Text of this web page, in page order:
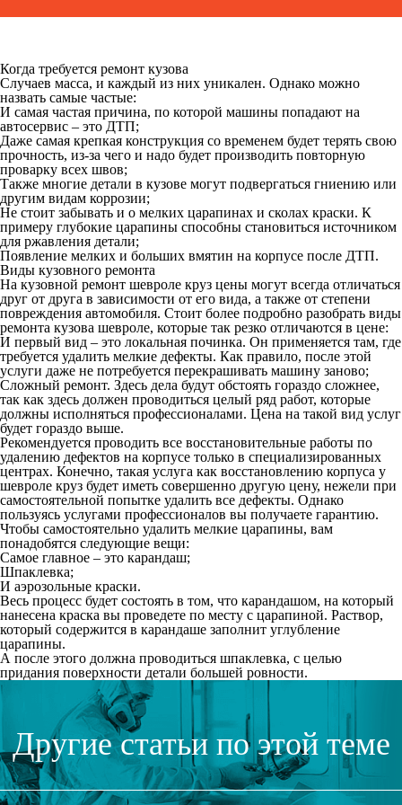
Когда требуется ремонт кузова
Случаев масса, и каждый из них уникален. Однако можно
назвать самые частые:
И самая частая причина, по которой машины попадают на
автосервис – это ДТП;
Даже самая крепкая конструкция со временем будет терять свою
прочность, из-за чего и надо будет производить повторную
проварку всех швов;
Также многие детали в кузове могут подвергаться гниению или
другим видам коррозии;
Не стоит забывать и о мелких царапинах и сколах краски. К
примеру глубокие царапины способны становиться источником
для ржавления детали;
Появление мелких и больших вмятин на корпусе после ДТП.
Виды кузовного ремонта
На кузовной ремонт шевроле круз цены могут всегда отличаться
друг от друга в зависимости от его вида, а также от степени
повреждения автомобиля. Стоит более подробно разобрать виды
ремонта кузова шевроле, которые так резко отличаются в цене:
И первый вид – это локальная починка. Он применяется там, где
требуется удалить мелкие дефекты. Как правило, после этой
услуги даже не потребуется перекрашивать машину заново;
Сложный ремонт. Здесь дела будут обстоять гораздо сложнее,
так как здесь должен проводиться целый ряд работ, которые
должны исполняться профессионалами. Цена на такой вид услуг
будет гораздо выше.
Рекомендуется проводить все восстановительные работы по
удалению дефектов на корпусе только в специализированных
центрах. Конечно, такая услуга как восстановлению корпуса у
шевроле круз будет иметь совершенно другую цену, нежели при
самостоятельной попытке удалить все дефекты. Однако
пользуясь услугами профессионалов вы получаете гарантию.
Чтобы самостоятельно удалить мелкие царапины, вам
понадобятся следующие вещи:
Самое главное – это карандаш;
Шпаклевка;
И аэрозольные краски.
Весь процесс будет состоять в том, что карандашом, на который
нанесена краска вы проведете по месту с царапиной. Раствор,
который содержится в карандаше заполнит углубление
царапины.
А после этого должна проводиться шпаклевка, с целью
придания поверхности детали большей ровности.
Другие статьи по этой теме